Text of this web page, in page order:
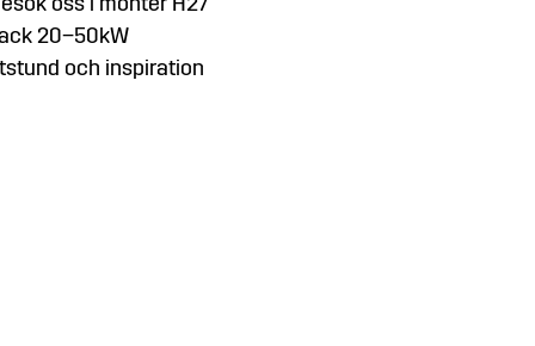
oss i monter H27
20–50kW
och inspiration